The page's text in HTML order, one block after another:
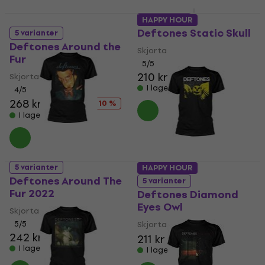
5 varianter
Deftones Around the
Fur
Skjorta
4/5
268 kr 297 kr
- 10 %
I lager för E-shop
5 varianter
Deftones Static Skull
Skjorta
5/5
210 kr
I lager för E-shop
5 varianter
Deftones Around The
Fur 2022
Skjorta
5/5
242 kr
I lager för E-shop
HAPPY HOUR
5 varianter
Deftones Diamond
Eyes Owl
Skjorta
211 kr220 kr
I lager för E-shop
HAPPY HOUR